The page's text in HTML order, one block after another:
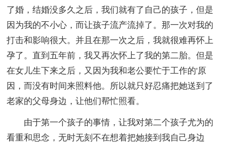
了婚，结婚没多久之后，我们就有了自己的孩子，但是
因为我的不小心，而让孩子流产流掉了。那一次对我的
打击和影响很大。并且在那一次之后，我就很难再怀上
孕了。直到五年前，我又再次怀上了我的第二胎。但是
在女儿生下来之后，又因为我和老公要忙于工作的'原
因，而没有时间来照料他。所以就只好忍痛把她送到了
老家的父母身边，让他们帮忙照看。
由于第一个孩子的事情，让我对第二个孩子尤为的
看重和思念，无时无刻不在想着把她接到我自己身边